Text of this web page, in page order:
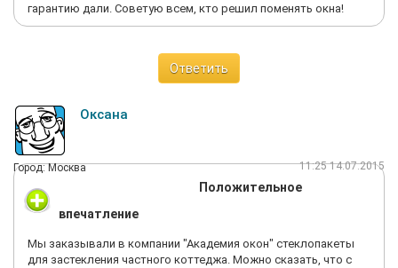
гарантию дали. Советую всем, кто решил поменять окна!
Ответить
Оксана
Город: Москва 11:25 14.07.2015
Положительное
впечатление
Мы заказывали в компании "Академия окон" стеклопакеты
для застекления частного коттеджа. Можно сказать, что с